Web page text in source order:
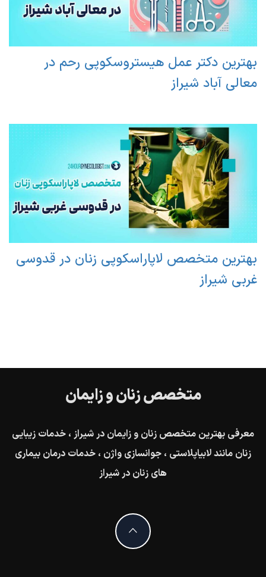
بهترین دکتر عمل هیستروسکوپی رحم در
معالی آباد شیراز
بهترین متخصص لاپاراسکوپی زنان در قدوسی
غربی شیراز
متخصص زنان و زایمان
معرفی بهترین متخصص زنان و زایمان در شیراز ، خدمات زیبایی
زنان مانند لابیاپلاستی ، جوانسازی واژن ، خدمات درمان بیماری
های زنان در شیراز